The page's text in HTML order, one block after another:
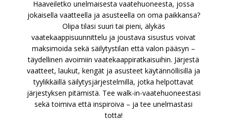
Haaveiletko unelmaisesta vaatehuoneesta, jossa
jokaisella vaatteella ja asusteella on oma paikkansa?
Olipa tilasi suuri tai pieni, älykäs
vaatekaappisuunnittelu ja joustava sisustus voivat
maksimoida sekä säilytystilan että valon pääsyn –
täydellinen avoimiin vaatekaappiratkaisuihin. Järjestä
vaatteet, laukut, kengät ja asusteet käytännöllisillä ja
tyylikkäillä säilytysjärjestelmillä, jotka helpottavat
järjestyksen pitämistä. Tee walk-in-vaatehuoneestasi
sekä toimiva että inspiroiva – ja tee unelmastasi
totta!